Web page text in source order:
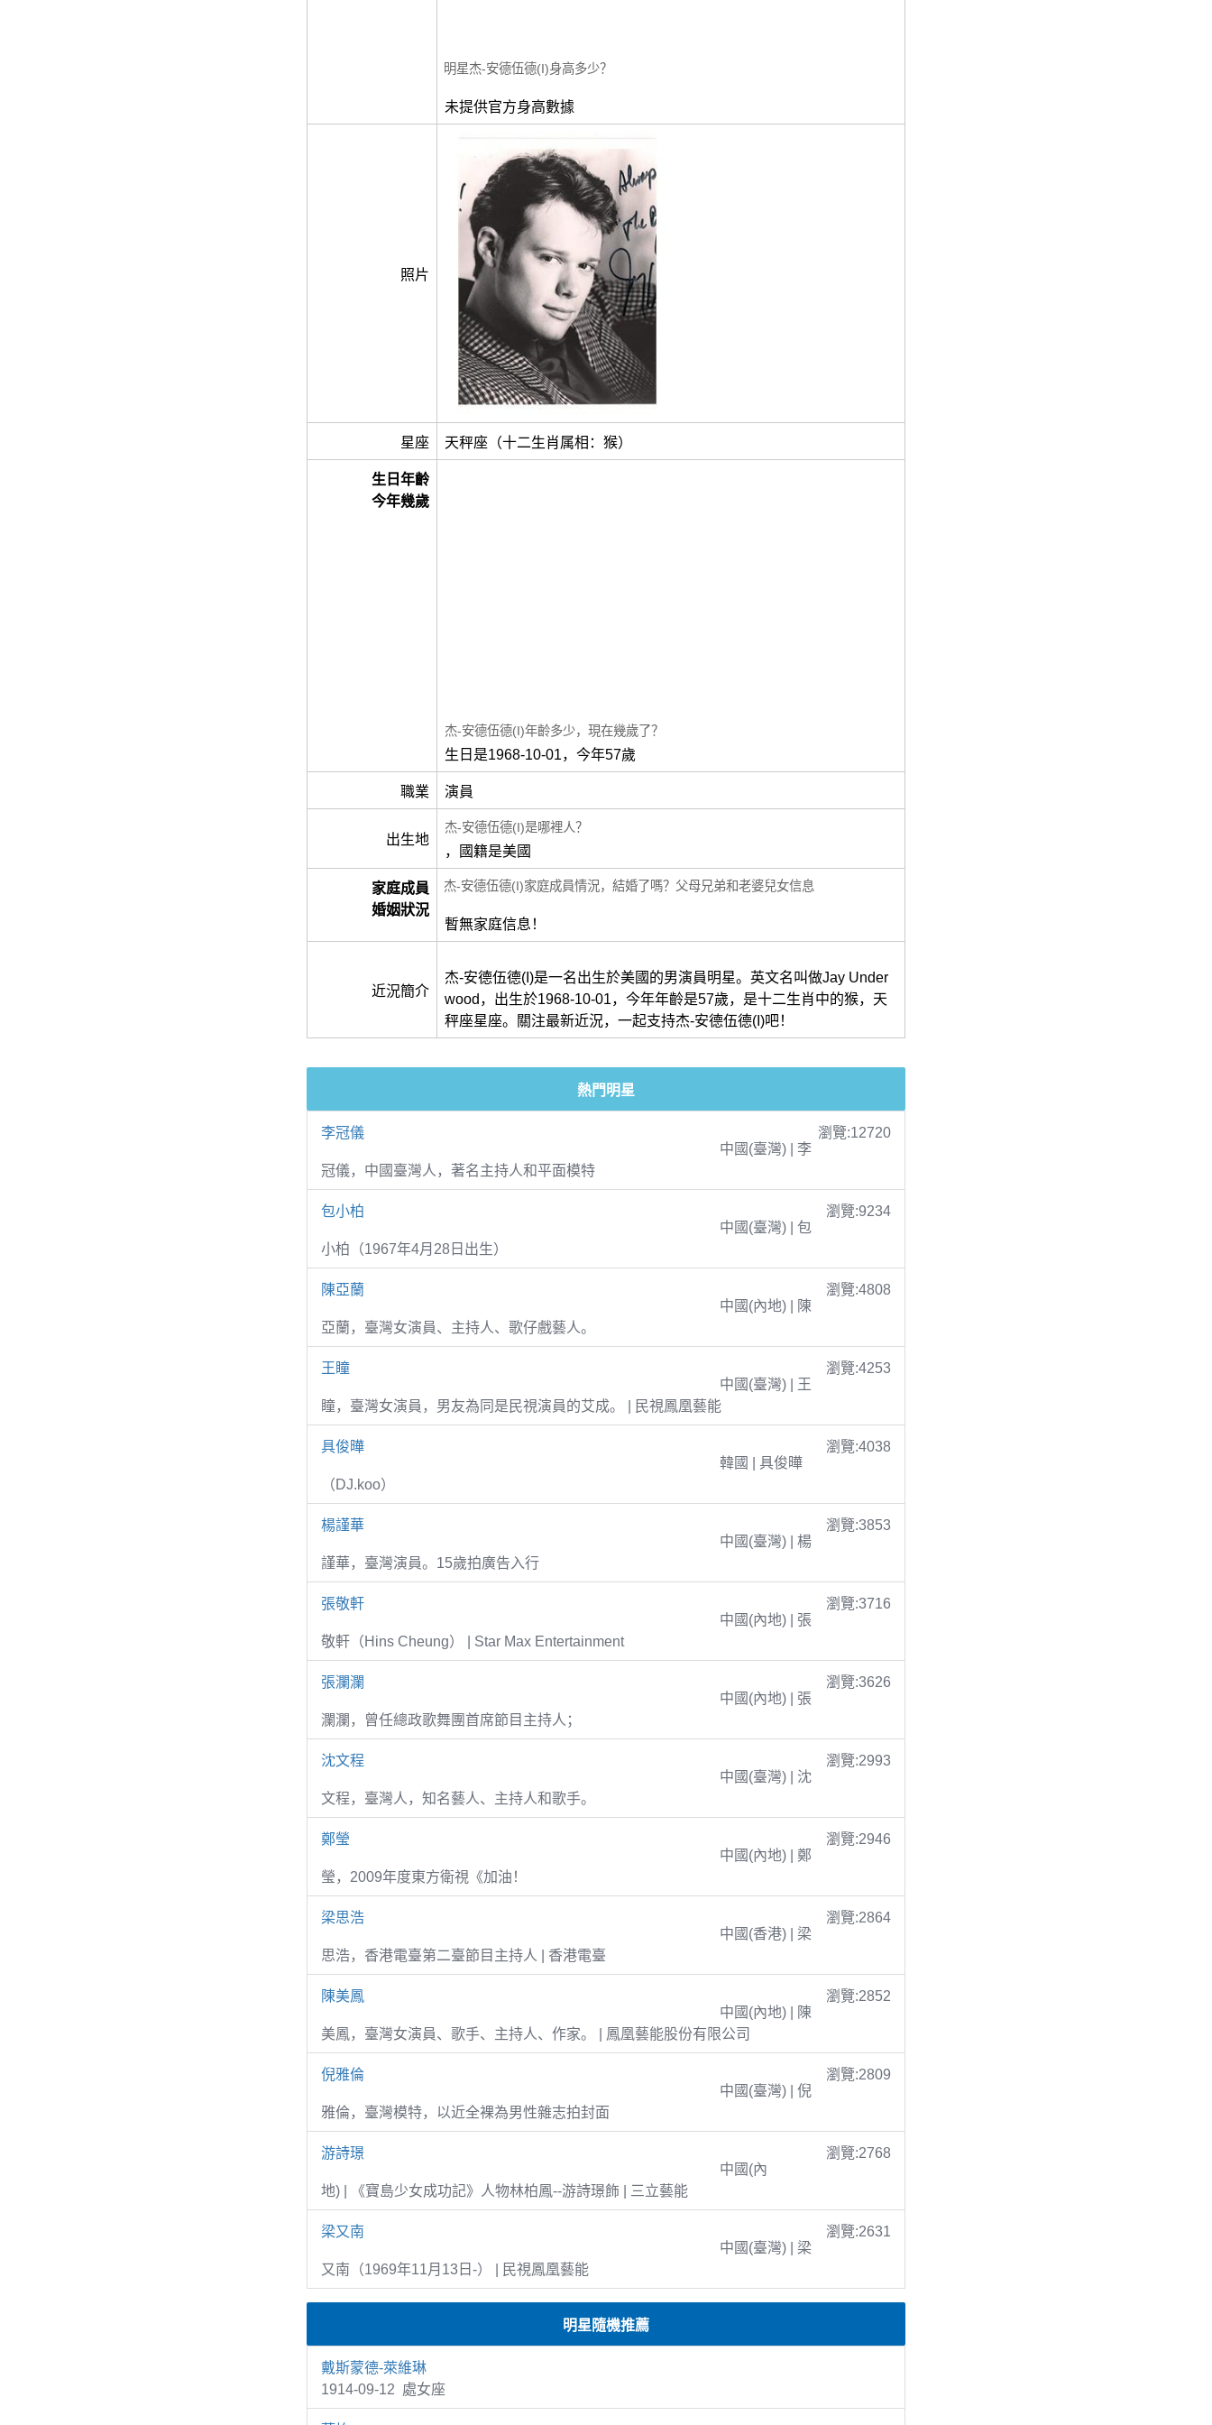
明星杰-安德伍德(I)身高多少？
未提供官方身高數據
照片
星座 天秤座（十二生肖属相：猴）
生日年齡
今年幾歲
杰-安德伍德(I)年齡多少，現在幾歲了？
生日是1968-10-01，今年57歲
職業 演員
出生地
杰-安德伍德(I)是哪裡人？
，國籍是美國
家庭成員
婚姻狀況
杰-安德伍德(I)家庭成員情況，結婚了嗎？父母兄弟和老婆兒女信息
暫無家庭信息！
近況簡介
杰-安德伍德(I)是一名出生於美國的男演員明星。英文名叫做Jay Under
wood，出生於1968-10-01，今年年齡是57歲，是十二生肖中的猴，天
秤座星座。關注最新近況，一起支持杰-安德伍德(I)吧！
熱門明星
李冠儀
瀏覽:12720
中國(臺灣) | 李
冠儀，中國臺灣人，著名主持人和平面模特
包小柏
瀏覽:9234
中國(臺灣) | 包
小柏（1967年4月28日出生）
陳亞蘭
瀏覽:4808
中國(內地) | 陳
亞蘭，臺灣女演員、主持人、歌仔戲藝人。
王瞳
瀏覽:4253
中國(臺灣) | 王
瞳，臺灣女演員，男友為同是民視演員的艾成。 | 民視鳳凰藝能
具俊曄
瀏覽:4038
韓國 | 具俊曄
（DJ.koo）
楊謹華
瀏覽:3853
中國(臺灣) | 楊
謹華，臺灣演員。15歲拍廣告入行
張敬軒
瀏覽:3716
中國(內地) | 張
敬軒（Hins Cheung） | Star Max Entertainment
張瀾瀾
瀏覽:3626
中國(內地) | 張
瀾瀾，曾任總政歌舞團首席節目主持人；
沈文程
瀏覽:2993
中國(臺灣) | 沈
文程，臺灣人，知名藝人、主持人和歌手。
鄭瑩
瀏覽:2946
中國(內地) | 鄭
瑩，2009年度東方衛視《加油！
梁思浩
瀏覽:2864
中國(香港) | 梁
思浩，香港電臺第二臺節目主持人 | 香港電臺
陳美鳳
瀏覽:2852
中國(內地) | 陳
美鳳，臺灣女演員、歌手、主持人、作家。 | 鳳凰藝能股份有限公司
倪雅倫
瀏覽:2809
中國(臺灣) | 倪
雅倫，臺灣模特，以近全裸為男性雜志拍封面
游詩璟
瀏覽:2768
中國(內
地) | 《寶島少女成功記》人物林柏鳳--游詩璟飾 | 三立藝能
梁又南
瀏覽:2631
中國(臺灣) | 梁
又南（1969年11月13日-） | 民視鳳凰藝能
明星隨機推薦
戴斯蒙德-萊維琳
1914-09-12 處女座